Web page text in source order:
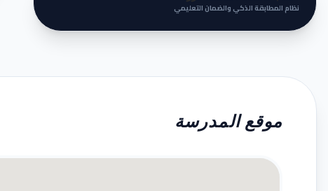
نظام المطابقة الذكي والضمان التعليمي
موقع المدرسة